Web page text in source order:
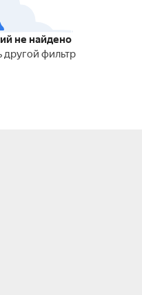
не найдено
другой фильтр